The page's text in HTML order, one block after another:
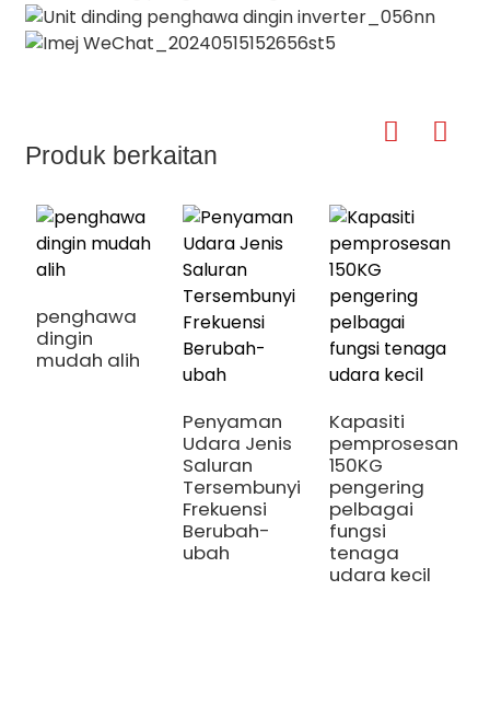
Produk berkaitan
penghawa
dingin
mudah alih
Penyaman
Udara Jenis
Saluran
Tersembunyi
Frekuensi
Berubah-
ubah
Kapasiti
pemprosesan
150KG
pengering
pelbagai
fungsi
tenaga
udara kecil